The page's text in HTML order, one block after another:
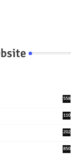
558
110
202
850